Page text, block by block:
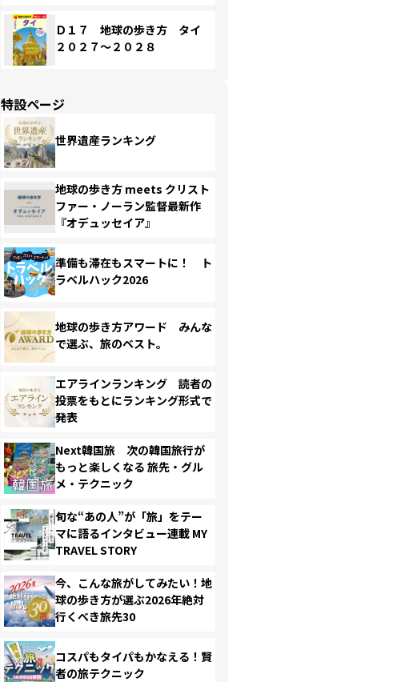
Ｄ１７ 地球の歩き方 タイ
２０２７～２０２８
特設ページ
世界遺産ランキング
地球の歩き方 meets クリスト
ファー・ノーラン監督最新作
『オデュッセイア』
準備も滞在もスマートに！ ト
ラベルハック2026
地球の歩き方アワード みんな
で選ぶ、旅のベスト。
エアラインランキング 読者の
投票をもとにランキング形式で
発表
Next韓国旅 次の韓国旅行が
もっと楽しくなる 旅先・グル
メ・テクニック
旬な“あの人”が「旅」をテー
マに語るインタビュー連載 MY
TRAVEL STORY
今、こんな旅がしてみたい！地
球の歩き方が選ぶ2026年絶対
行くべき旅先30
コスパもタイパもかなえる！賢
者の旅テクニック